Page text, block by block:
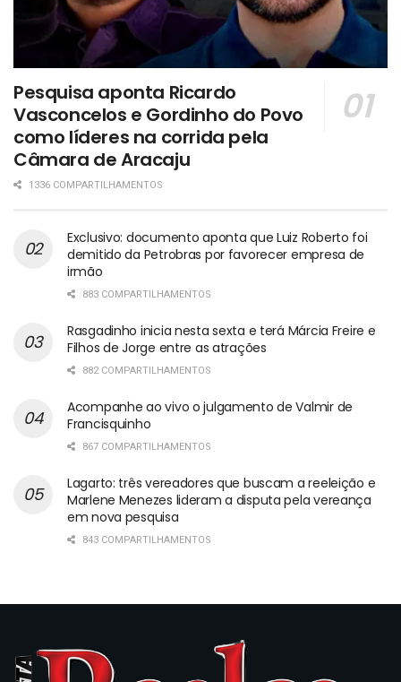
Pesquisa aponta Ricardo
Vasconcelos e Gordinho do Povo
como líderes na corrida pela
Câmara de Aracaju
1336 COMPARTILHAMENTOS
Exclusivo: documento aponta que Luiz Roberto foi
demitido da Petrobras por favorecer empresa de
irmão
883 COMPARTILHAMENTOS
Rasgadinho inicia nesta sexta e terá Márcia Freire e
Filhos de Jorge entre as atrações
882 COMPARTILHAMENTOS
Acompanhe ao vivo o julgamento de Valmir de
Francisquinho
867 COMPARTILHAMENTOS
Lagarto: três vereadores que buscam a reeleição e
Marlene Menezes lideram a disputa pela vereança
em nova pesquisa
843 COMPARTILHAMENTOS